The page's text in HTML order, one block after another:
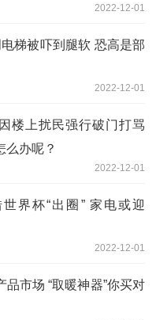
2022-12-01
梯被吓到腿软 恐高是部
2022-12-01
楼上扰民强行破门打骂
么办呢？
2022-12-01
界杯“出圈” 家电或迎
2022-12-01
品市场 “取暖神器”你买对